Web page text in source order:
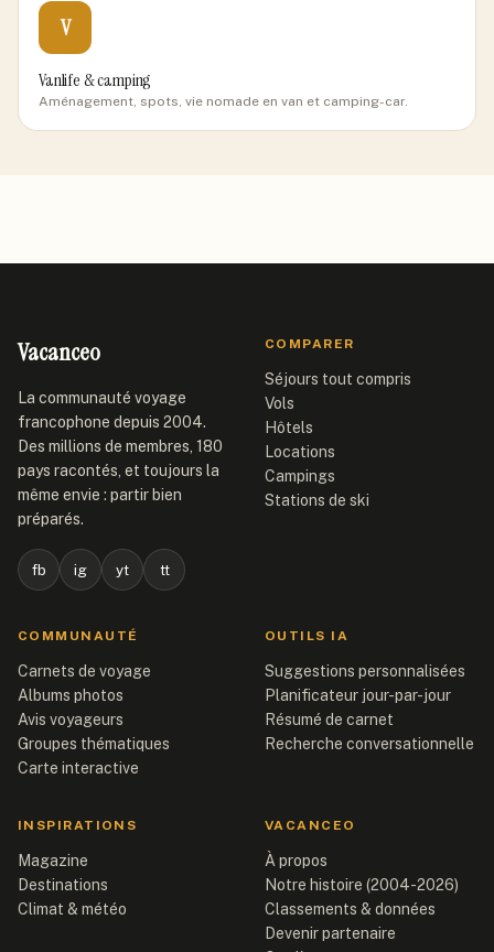
V
Vanlife & camping
Aménagement, spots, vie nomade en van et camping-car.
Vacanceo
La communauté voyage
francophone depuis 2004.
Des millions de membres, 180
pays racontés, et toujours la
même envie : partir bien
préparés.
fb ig yt tt
COMPARER
Séjours tout compris
Vols
Hôtels
Locations
Campings
Stations de ski
COMMUNAUTÉ
Carnets de voyage
Albums photos
Avis voyageurs
Groupes thématiques
Carte interactive
OUTILS IA
Suggestions personnalisées
Planificateur jour-par-jour
Résumé de carnet
Recherche conversationnelle
INSPIRATIONS
Magazine
Destinations
Climat & météo
VACANCEO
À propos
Notre histoire (2004-2026)
Classements & données
Devenir partenaire